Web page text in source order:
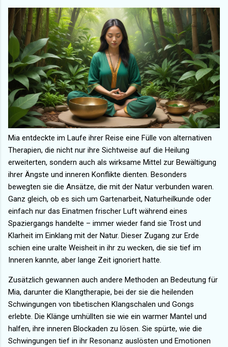
Mia entdeckte im Laufe ihrer Reise eine Fülle von alternativen
Therapien, die nicht nur ihre Sichtweise auf die Heilung
erweiterten, sondern auch als wirksame Mittel zur Bewältigung
ihrer Ängste und inneren Konflikte dienten. Besonders
bewegten sie die Ansätze, die mit der Natur verbunden waren.
Ganz gleich, ob es sich um Gartenarbeit, Naturheilkunde oder
einfach nur das Einatmen frischer Luft während eines
Spaziergangs handelte – immer wieder fand sie Trost und
Klarheit im Einklang mit der Natur. Dieser Zugang zur Erde
schien eine uralte Weisheit in ihr zu wecken, die sie tief im
Inneren kannte, aber lange Zeit ignoriert hatte.
Zusätzlich gewannen auch andere Methoden an Bedeutung für
Mia, darunter die Klangtherapie, bei der sie die heilenden
Schwingungen von tibetischen Klangschalen und Gongs
erlebte. Die Klänge umhüllten sie wie ein warmer Mantel und
halfen, ihre inneren Blockaden zu lösen. Sie spürte, wie die
Schwingungen tief in ihr Resonanz auslösten und Emotionen